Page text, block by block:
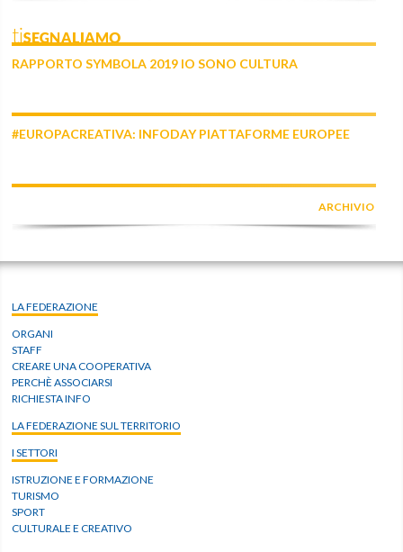
tiSEGNALIAMO
RAPPORTO SYMBOLA 2019 IO SONO CULTURA
#EUROPACREATIVA: INFODAY PIATTAFORME EUROPEE
ARCHIVIO
LA FEDERAZIONE
ORGANI
STAFF
CREARE UNA COOPERATIVA
PERCHÈ ASSOCIARSI
RICHIESTA INFO
LA FEDERAZIONE SUL TERRITORIO
I SETTORI
ISTRUZIONE E FORMAZIONE
TURISMO
SPORT
CULTURALE E CREATIVO